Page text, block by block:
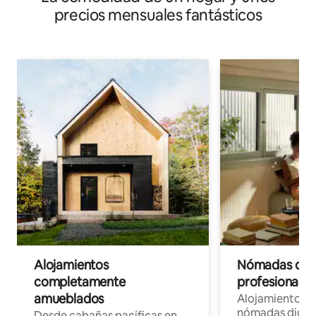
precios mensuales fantásticos
Alojamientos
completamente
amueblados
Nómadas
Alojamientos
nómadas